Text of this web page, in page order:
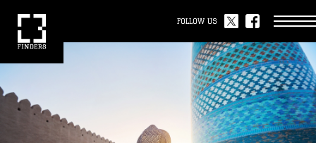
FOLLOW US